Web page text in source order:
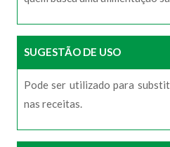
SUGESTÃO DE USO
Pode ser utilizado para
nas receitas.